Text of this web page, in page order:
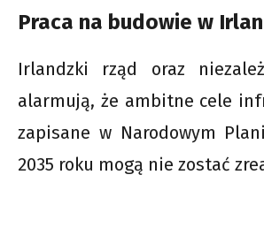
Praca na budowie w
Irlandzki rząd oraz
alarmują, że ambitne cele
zapisane w Narodowym
2035 roku mogą nie zostać